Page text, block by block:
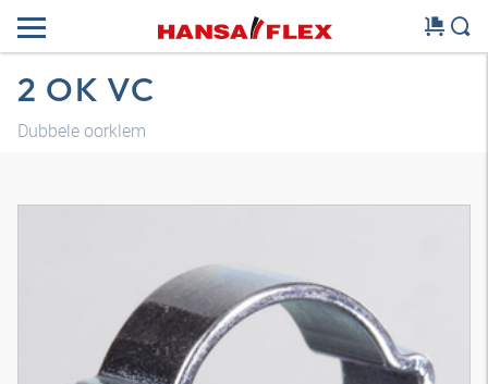
2 OK VC
Dubbele oorklem